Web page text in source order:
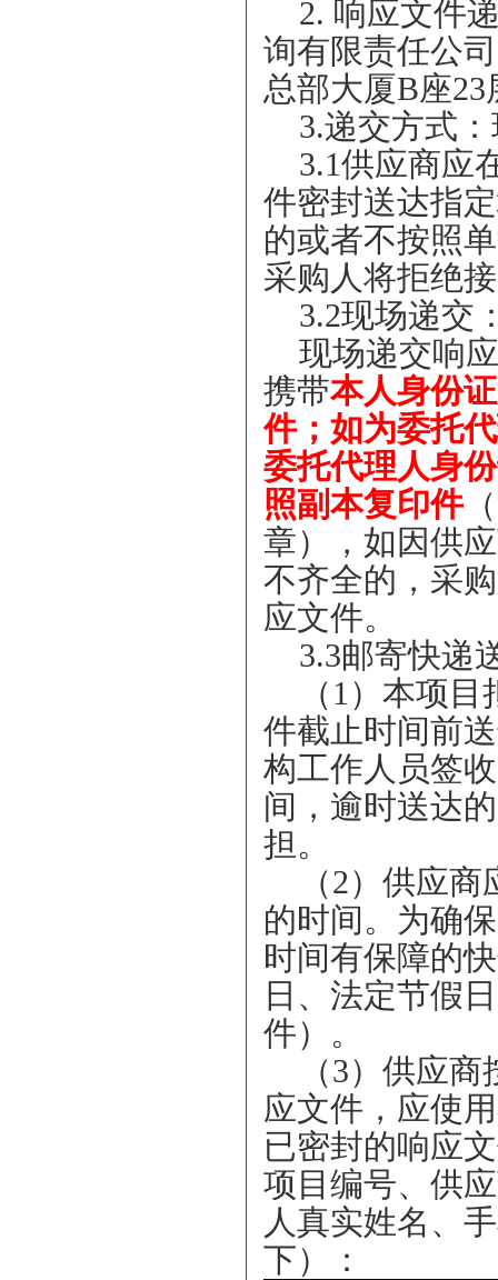
2. 响应文件
询有限责任公
总部大厦B座23
3.递交方式
3.1供应商应
件密封送达指
的或者不按照
采购人将拒绝
3.2现场递交
现场递交响
携带本人身份
件；如为委托
委托代理人身
照副本复印件
章），如因供
不齐全的，采
应文件。
3.3邮寄快递
（1）本项
件截止时间前
构工作人员签
间，逾时送达
担。
（2）供应
的时间。为确
时间有保障的
日、法定节假
件）。
（3）供应商
应文件，应使
已密封的响应
项目编号、 供
人真实姓名、
下）：